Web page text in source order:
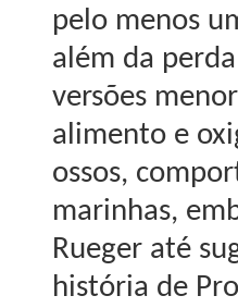
pelo menos
além da
versões
alimento e
ossos,
marinhas,
Rueger até
história de